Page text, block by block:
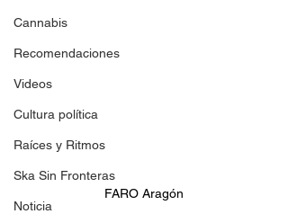
Cannabis
Recomendaciones
Videos
Cultura política
Raíces y Ritmos
Ska Sin Fronteras
Noticia
FARO Aragón